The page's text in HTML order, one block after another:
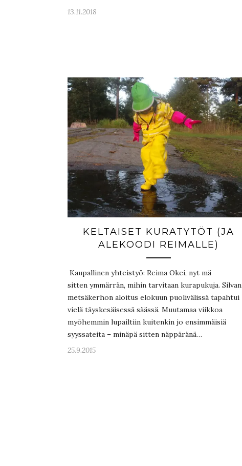
13.11.2018
KELTAISET KURATYTÖT (JA
ALEKOODI REIMALLE)
Kaupallinen yhteistyö: Reima Okei, nyt mä
sitten ymmärrän, mihin tarvitaan kurapukuja. Silvan
metsäkerhon aloitus elokuun puolivälissä tapahtui
vielä täyskesäisessä säässä. Muutamaa viikkoa
myöhemmin lupailtiin kuitenkin jo ensimmäisiä
syyssateita – minäpä sitten näppäränä…
25.9.2015